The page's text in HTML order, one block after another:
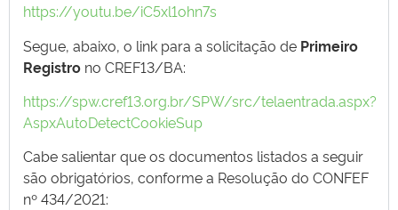
https://youtu.be/iC5xl1ohn7s
Segue, abaixo, o link para a solicitação de Primeiro
Registro no CREF13/BA:
https://spw.cref13.org.br/SPW/src/telaentrada.aspx?
AspxAutoDetectCookieSup
Cabe salientar que os documentos listados a seguir
são obrigatórios, conforme a Resolução do CONFEF
nº 434/2021: